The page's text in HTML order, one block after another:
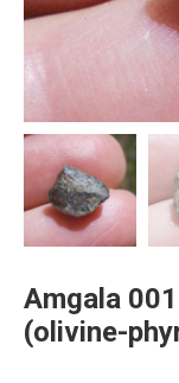
Amgala
(olivine-